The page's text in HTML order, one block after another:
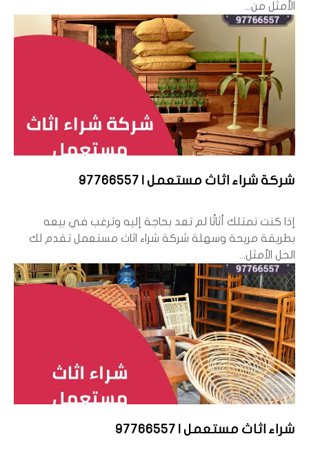
الأمثل من...
شركة شراء اثاث مستعمل | 97766557
إذا كنت تمتلك أثاثًا لم تعد بحاجة إليه وترغب في بيعه
بطريقة مريحة وسهلة شركة شراء اثاث مستعمل تقدم لك
الحل الأمثل...
شراء اثاث مستعمل | 97766557